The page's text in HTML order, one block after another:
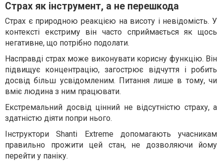
Страх як інструмент, а не перешкода
Страх є природною реакцією на висоту і невідомість. У
контексті екстриму він часто сприймається як щось
негативне, що потрібно подолати.
Насправді страх може виконувати корисну функцію. Він
підвищує концентрацію, загострює відчуття і робить
досвід більш усвідомленим. Питання лише в тому, чи
вміє людина з ним працювати.
Екстремальний досвід цінний не відсутністю страху, а
здатністю діяти попри нього.
Інструктори Shanti Extreme допомагають учасникам
правильно прожити цей стан, не дозволяючи йому
перейти у паніку.